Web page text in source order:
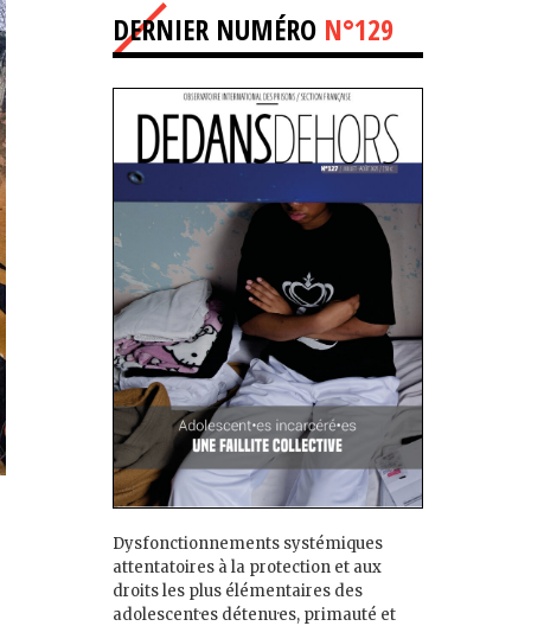
DERNIER NUMÉRO N°129
Dysfonctionnements systémiques
attentatoires à la protection et aux
droits les plus élémentaires des
adolescent·es détenu·es, primauté et